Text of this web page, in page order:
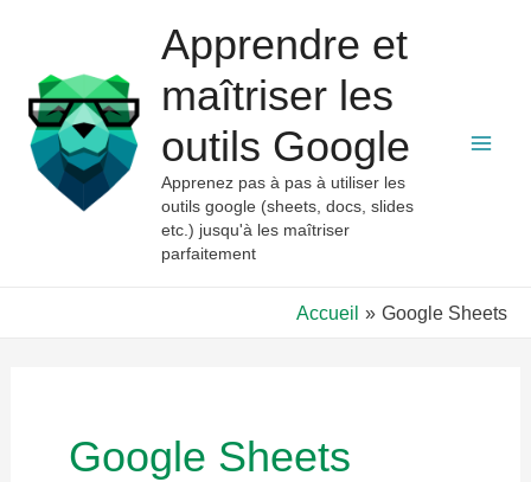
contenu
Apprendre et
maîtriser les
outils Google
Apprenez pas à pas à utiliser les
outils google (sheets, docs, slides
etc.) jusqu'à les maîtriser
parfaitement
Accueil Google Sheets
Google Sheets